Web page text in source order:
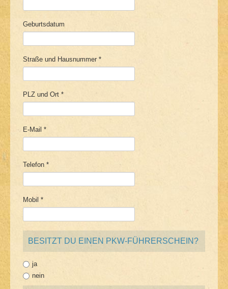
Geburtsdatum
Straße und Hausnummer *
PLZ und Ort *
E-Mail *
Telefon *
Mobil *
BESITZT DU EINEN PKW-FÜHRERSCHEIN?
ja
nein